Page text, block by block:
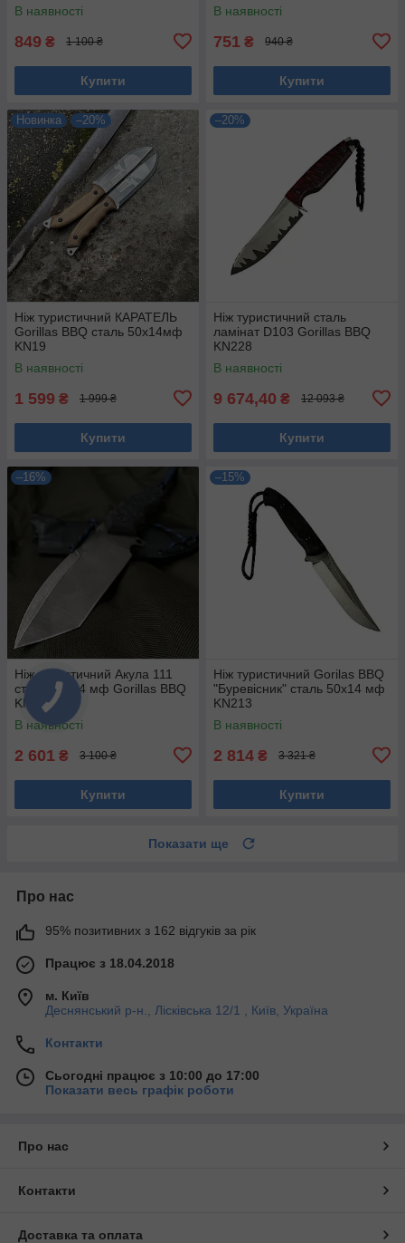
В наявності
849 ₴ 1 100 ₴
Купити
В наявності
751 ₴ 940 ₴
Купити
Новинка –20%
Ніж туристичний КАРАТЕЛЬ
Gorillas BBQ сталь 50х14мф
KN19
В наявності
1 599 ₴ 1 999 ₴
Купити
–20%
Ніж туристичний сталь
ламінат D103 Gorillas BBQ
KN228
В наявності
9 674,40 ₴ 12 093 ₴
Купити
–16%
Ніж туристичний Акула 111
сталь 50х14 мф Gorillas BBQ
KN115
В наявності
2 601 ₴ 3 100 ₴
Купити
–15%
Ніж туристичний Gorilas BBQ
"Буревісник" сталь 50х14 мф
KN213
В наявності
2 814 ₴ 3 321 ₴
Купити
Показати ще
Про нас
95% позитивних з 162 відгуків за рік
Працює з 18.04.2018
м. Київ
Деснянський р-н., Лісківська 12/1 , Київ, Україна
Контакти
Сьогодні працює з 10:00 до 17:00
Показати весь графік роботи
Про нас
Контакти
Доставка та оплата